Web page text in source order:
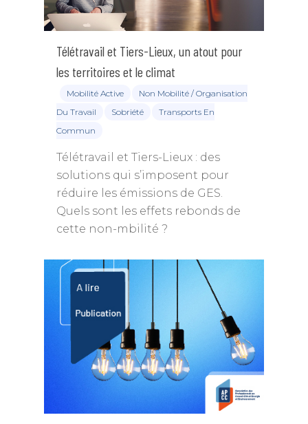
Télétravail et Tiers-Lieux, un atout pour
les territoires et le climat
Mobilité Active
Non Mobilité / Organisation
Du Travail
Sobriété
Transports En
Commun
Télétravail et Tiers-Lieux : des
solutions qui s’imposent pour
réduire les émissions de GES.
Quels sont les effets rebonds de
cette non-mbilité ?